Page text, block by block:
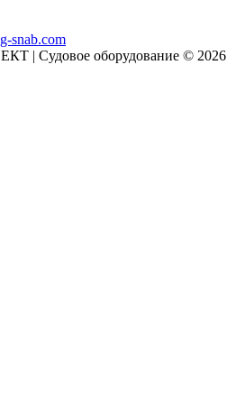
snab.com
| Судовое оборудование © 2026